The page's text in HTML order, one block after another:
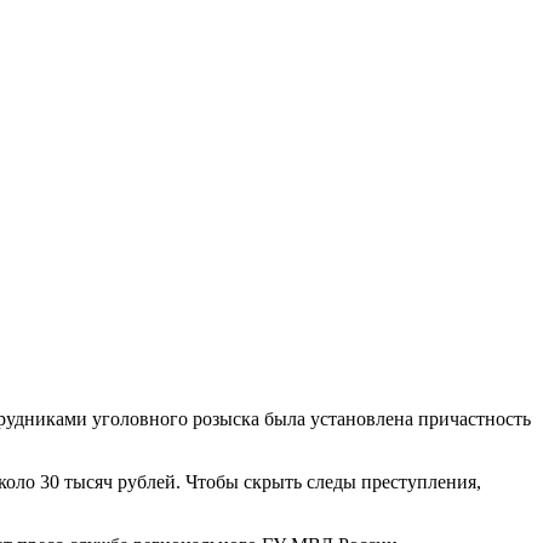
уголовного розыска была установлена причастность
30 тысяч рублей. Чтобы скрыть следы преступления,